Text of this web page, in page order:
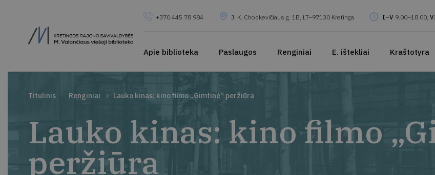
+370 445 78 984 J. K. Chodkevičiaus g. 1B, LT–97130 Kretinga I–V 9.00–18.00,
Apie biblioteką Paslaugos Renginiai E. ištekliai Kraštotyra
Titulinis Renginiai Lauko kinas: kino filmo „Gimtinė“ peržiūra
Lauko kinas: kino filmo
peržiūra